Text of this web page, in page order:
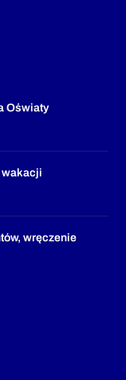
Oświaty
wakacji
wręczenie